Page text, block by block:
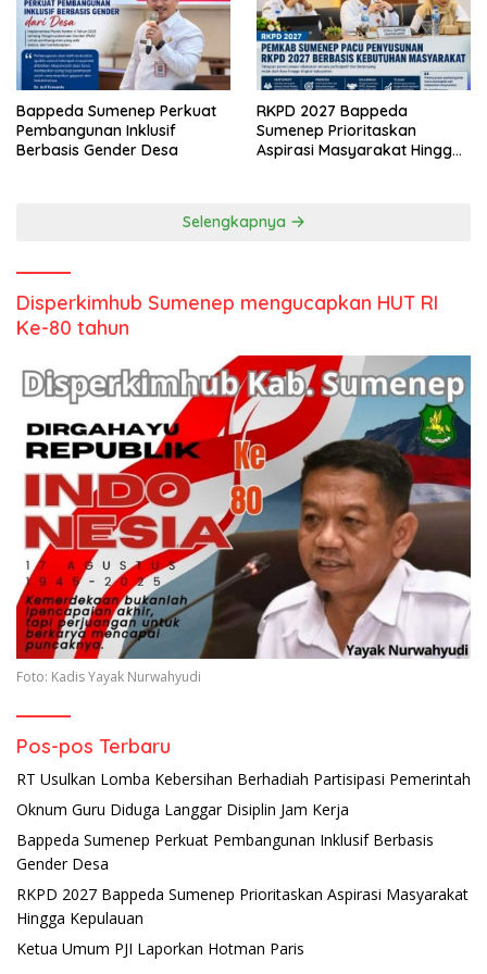
Bappeda Sumenep Perkuat
Pembangunan Inklusif
Berbasis Gender Desa
RKPD 2027 Bappeda
Sumenep Prioritaskan
Aspirasi Masyarakat Hingga
Selengkapnya
Disperkimhub Sumenep mengucapkan HUT RI
Ke-80 tahun
Foto: Kadis Yayak Nurwahyudi
Pos-pos Terbaru
RT Usulkan Lomba Kebersihan Berhadiah Partisipasi Pemerintah
Oknum Guru Diduga Langgar Disiplin Jam Kerja
Bappeda Sumenep Perkuat Pembangunan Inklusif Berbasis
Gender Desa
RKPD 2027 Bappeda Sumenep Prioritaskan Aspirasi Masyarakat
Hingga Kepulauan
Ketua Umum PJI Laporkan Hotman Paris